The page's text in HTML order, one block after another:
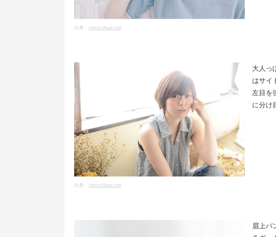
出典： https://hair.cm/
出典： https://hair.cm/
大人っ
はサイ
左目を
に分け
眉上バ